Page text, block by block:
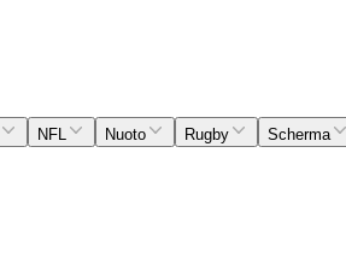
NFL Nuoto Rugby Scherma